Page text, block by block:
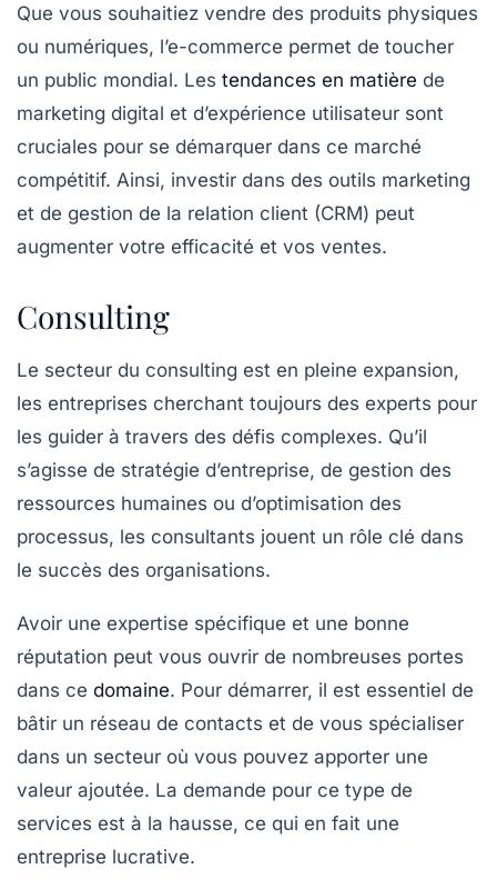
Que vous souhaitiez vendre des produits physiques
ou numériques, l’e-commerce permet de toucher
un public mondial. Les tendances en matière de
marketing digital et d’expérience utilisateur sont
cruciales pour se démarquer dans ce marché
compétitif. Ainsi, investir dans des outils marketing
et de gestion de la relation client (CRM) peut
augmenter votre efficacité et vos ventes.
Consulting
Le secteur du consulting est en pleine expansion,
les entreprises cherchant toujours des experts pour
les guider à travers des défis complexes. Qu’il
s’agisse de stratégie d’entreprise, de gestion des
ressources humaines ou d’optimisation des
processus, les consultants jouent un rôle clé dans
le succès des organisations.
Avoir une expertise spécifique et une bonne
réputation peut vous ouvrir de nombreuses portes
dans ce domaine. Pour démarrer, il est essentiel de
bâtir un réseau de contacts et de vous spécialiser
dans un secteur où vous pouvez apporter une
valeur ajoutée. La demande pour ce type de
services est à la hausse, ce qui en fait une
entreprise lucrative.